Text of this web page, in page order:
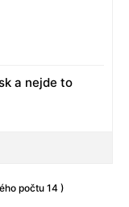
a nejde to
počtu 14 )